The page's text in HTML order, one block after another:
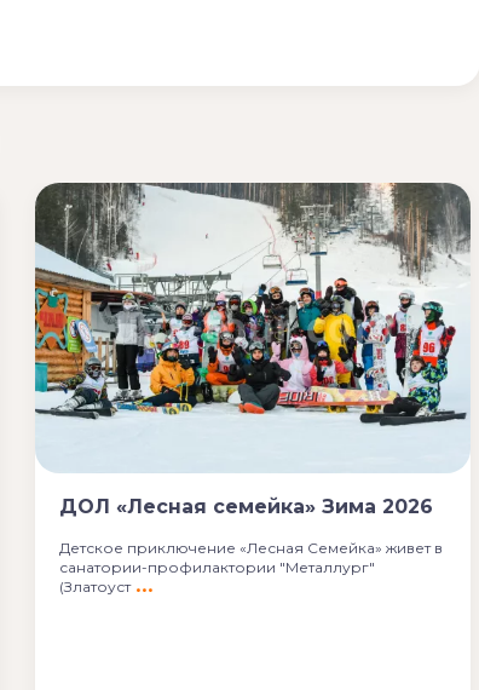
ДОЛ «Лесная семейка» Зима 2026
Детское приключение «Лесная Семейка» живет в
санатории-профилактории "Металлург"
(Златоуст